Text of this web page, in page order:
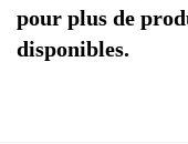
pour plus de
disponibles.